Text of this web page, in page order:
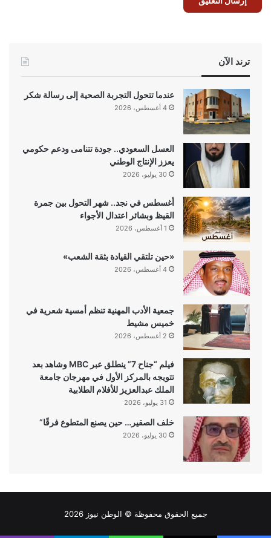
ترند الآن
عندما تتحول التجربة الصحية إلى رسالة شكر
4 أغسطس، 2026
العسل السعودي.. جودة تتنامى ودعم حكومي
يعزز الإنتاج الوطني
30 يوليو، 2026
أغسطس في نجد.. شهر التحول بين جمرة
القيظ وبشائر اعتدال الأجواء
1 أغسطس، 2026
«حين تلتقي القيادة بثقة الشعب»
4 أغسطس، 2026
جمعية الأدب المهنية تنظم أمسية شعرية في
خميس مشيط
2 أغسطس، 2026
فيلم “جناح 7” ينطلق عبر MBC وشاهد بعد
تتويجه بالمركز الأول في مهرجان جامعة
الملك عبدالعزيز للأفلام الطلابية
31 يوليو، 2026
خلف الصقير… حين يصنع المتطوع فرقًا”
30 يوليو، 2026
جميع الحقوق محفوظة © الوطن نيوز 2026